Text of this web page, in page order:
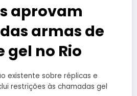
aprovam
armas de
gel no Rio
existente sobre réplicas e
restrições às chamadas gel